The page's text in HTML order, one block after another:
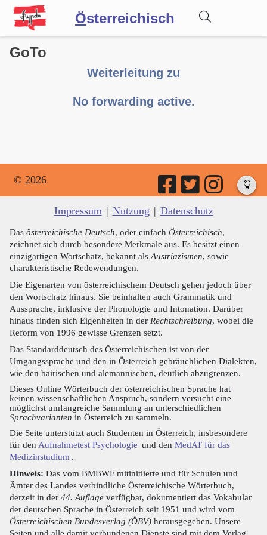
Österreichisch
Wörterbuch
GoTo
Weiterleitung zu
No forwarding active.
© 2026
Impressum | Nutzung | Datenschutz
Das österreichische Deutsch, oder einfach Österreichisch,
zeichnet sich durch besondere Merkmale aus. Es besitzt einen
einzigartigen Wortschatz, bekannt als Austriazismen, sowie
charakteristische Redewendungen.
Die Eigenarten von österreichischem Deutsch gehen jedoch über
den Wortschatz hinaus. Sie beinhalten auch Grammatik und
Aussprache, inklusive der Phonologie und Intonation. Darüber
hinaus finden sich Eigenheiten in der Rechtschreibung, wobei die
Reform von 1996 gewisse Grenzen setzt.
Das Standarddeutsch des Österreichischen ist von der
Umgangssprache und den in Österreich gebräuchlichen Dialekten,
wie den bairischen und alemannischen, deutlich abzugrenzen.
Dieses Online Wörterbuch der österreichischen Sprache hat
keinen wissenschaftlichen Anspruch, sondern versucht eine
möglichst umfangreiche Sammlung an unterschiedlichen
Sprachvarianten in Österreich zu sammeln.
Die Seite unterstützt auch Studenten in Österreich, insbesondere
für den Aufnahmetest Psychologie und den MedAT für das
Medizinstudium .
Hinweis: Das vom BMBWF mitinitiierte und für Schulen und
Ämter des Landes verbindliche Österreichische Wörterbuch,
derzeit in der 44. Auflage verfügbar, dokumentiert das Vokabular
der deutschen Sprache in Österreich seit 1951 und wird vom
Österreichischen Bundesverlag (ÖBV) herausgegeben. Unsere
Seiten und alle damit verbundenen Dienste sind mit dem Verlag